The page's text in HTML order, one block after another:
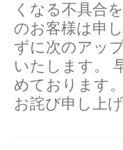
くなる不具合
のお客様は申
ずに次のアッ
いたします。
めております
お詫び申し上